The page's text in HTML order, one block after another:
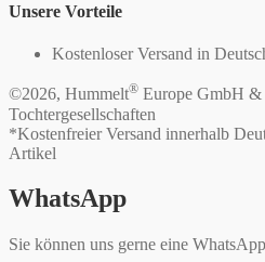
Unsere Vorteile
Kostenloser Versand in
©2026, Hummelt® Europe GmbH
Tochtergesellschaften
*Kostenfreier Versand innerhalb
Artikel
WhatsApp
Sie können uns gerne eine